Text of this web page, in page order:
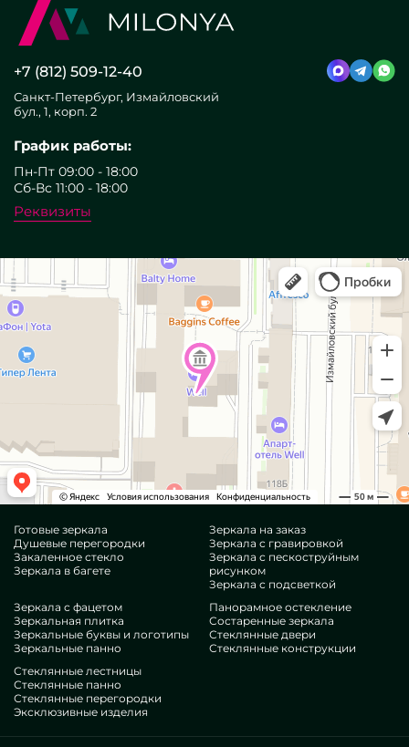
+7 (812) 509-12-40
Санкт-Петербург, Измайловский
бул., 1, корп. 2
График работы:
Пн-Пт 09:00 - 18:00
Сб-Вс 11:00 - 18:00
Реквизиты
Готовые зеркала
Душевые перегородки
Закаленное стекло
Зеркала в багете
Зеркала на заказ
Зеркала с гравировкой
Зеркала с пескоструйным
рисунком
Зеркала с подсветкой
Зеркала с фацетом
Зеркальная плитка
Зеркальные буквы и логотипы
Зеркальные панно
Панорамное остекление
Состаренные зеркала
Стеклянные двери
Стеклянные конструкции
Стеклянные лестницы
Стеклянные панно
Стеклянные перегородки
Эксклюзивные изделия